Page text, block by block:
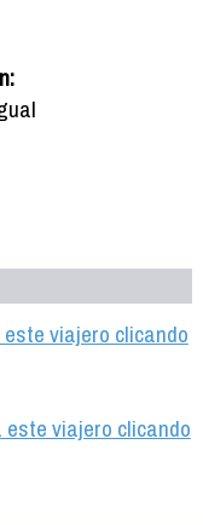
viajero clicando
este viajero clicando